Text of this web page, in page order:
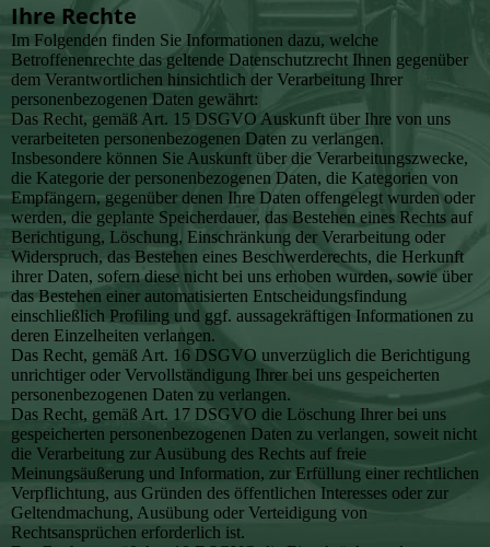
Ihre Rechte
Im Folgenden finden Sie Informationen dazu, welche
Betroffenenrechte das geltende Datenschutzrecht Ihnen gegenüber
dem Verantwortlichen hinsichtlich der Verarbeitung Ihrer
personenbezogenen Daten gewährt:
Das Recht, gemäß Art. 15 DSGVO Auskunft über Ihre von uns
verarbeiteten personenbezogenen Daten zu verlangen.
Insbesondere können Sie Auskunft über die Verarbeitungszwecke,
die Kategorie der personenbezogenen Daten, die Kategorien von
Empfängern, gegenüber denen Ihre Daten offengelegt wurden oder
werden, die geplante Speicherdauer, das Bestehen eines Rechts auf
Berichtigung, Löschung, Einschränkung der Verarbeitung oder
Widerspruch, das Bestehen eines Beschwerderechts, die Herkunft
ihrer Daten, sofern diese nicht bei uns erhoben wurden, sowie über
das Bestehen einer automatisierten Entscheidungsfindung
einschließlich Profiling und ggf. aussagekräftigen Informationen zu
deren Einzelheiten verlangen.
Das Recht, gemäß Art. 16 DSGVO unverzüglich die Berichtigung
unrichtiger oder Vervollständigung Ihrer bei uns gespeicherten
personenbezogenen Daten zu verlangen.
Das Recht, gemäß Art. 17 DSGVO die Löschung Ihrer bei uns
gespeicherten personenbezogenen Daten zu verlangen, soweit nicht
die Verarbeitung zur Ausübung des Rechts auf freie
Meinungsäußerung und Information, zur Erfüllung einer rechtlichen
Verpflichtung, aus Gründen des öffentlichen Interesses oder zur
Geltendmachung, Ausübung oder Verteidigung von
Rechtsansprüchen erforderlich ist.